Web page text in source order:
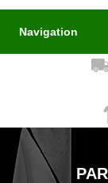
Navigation